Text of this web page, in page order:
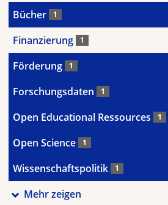
Bücher 1
Finanzierung 1
Förderung 1
Forschungsdaten 1
Open Educational Ressources 1
Open Science 1
Wissenschaftspolitik 1
Mehr zeigen